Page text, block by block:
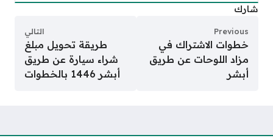
شارك
Previous
خطوات الاشتراك في
مزاد اللوحات عن طريق
أبشر
التالي
طريقة تحويل مبلغ
شراء سيارة عن طريق
أبشر 1446 بالخطوات